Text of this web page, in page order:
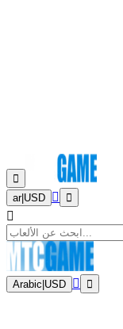
ar| USD
Arabic USD